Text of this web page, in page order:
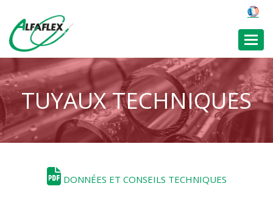
TUYAUX TECHNIQUES
DONNÉES ET CONSEILS TECHNIQUES